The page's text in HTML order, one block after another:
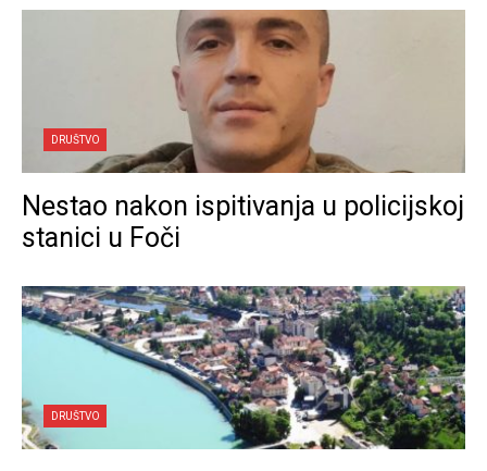
DRUŠTVO
Nestao nakon ispitivanja u policijskoj
stanici u Foči
DRUŠTVO